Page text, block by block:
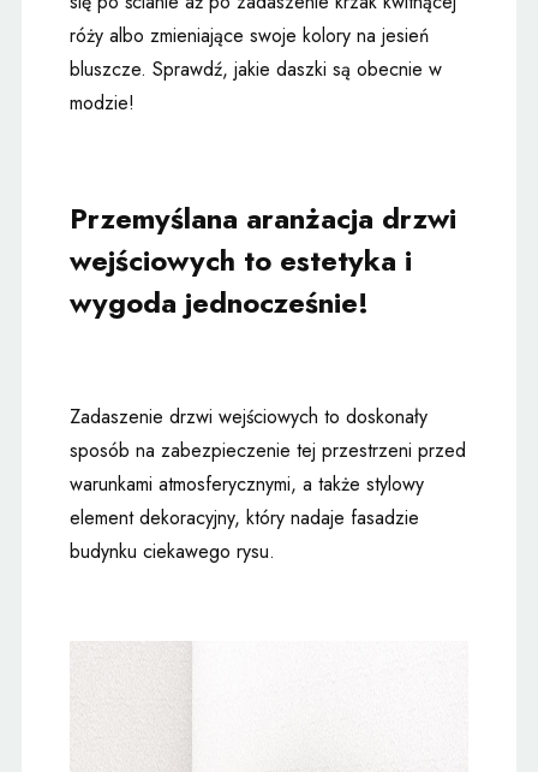
róży albo zmieniające swoje kolory na jesień
bluszcze. Sprawdź, jakie daszki są obecnie w
modzie!
Przemyślana aranżacja drzwi
wejściowych to estetyka i
wygoda jednocześnie!
Zadaszenie drzwi wejściowych to doskonały
sposób na zabezpieczenie tej przestrzeni przed
warunkami atmosferycznymi, a także stylowy
element dekoracyjny, który nadaje fasadzie
budynku ciekawego rysu.